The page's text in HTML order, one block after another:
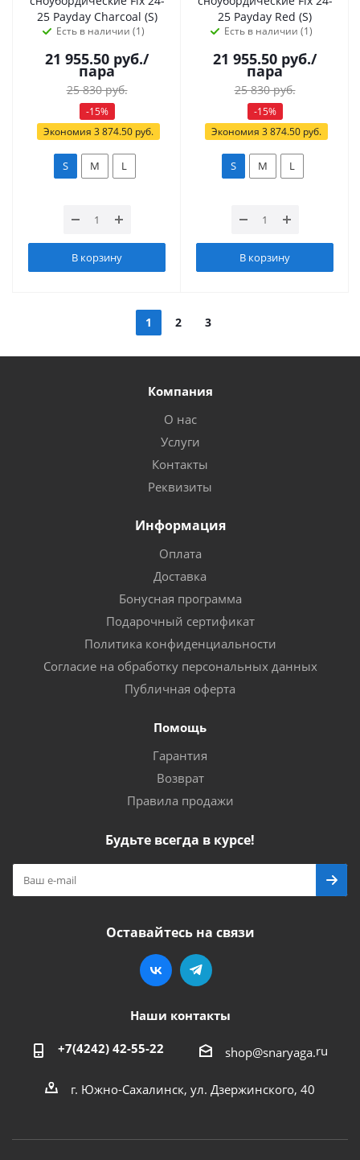
25 Payday Charcoal (S)
Есть в наличии (1)
21 955.50 руб./
пара
25 830руб.
-15%
Экономия 3 874.50руб.
S M L
В корзину
25 Payday Red (S)
Есть в наличии (1)
21 955.50 руб./
пара
25 830руб.
-15%
Экономия 3 874.50руб.
S M L
В корзину
1 2 3
Компания
О нас
Услуги
Контакты
Реквизиты
Информация
Оплата
Доставка
Бонусная программа
Подарочный сертификат
Политика конфиденциальности
Согласие на обработку персональных данных
Публичная оферта
Помощь
Гарантия
Возврат
Правила продажи
Будьте всегда в курсе!
Оставайтесь на связи
Наши контакты
+7(4242) 42-55-22 shop@snaryaga.ru
г. Южно-Сахалинск, ул. Дзержинского, 40